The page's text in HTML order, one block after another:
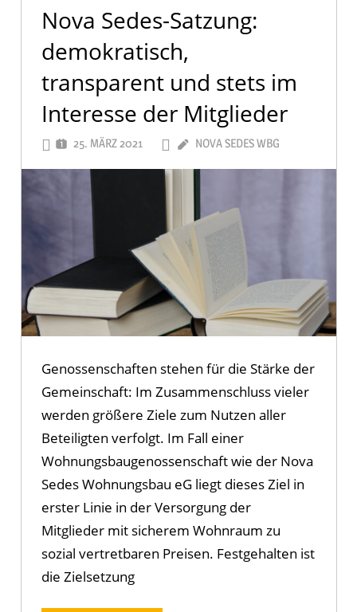
Nova Sedes-Satzung:
demokratisch,
transparent und stets im
Interesse der Mitglieder
25. MÄRZ 2021 NOVA SEDES WBG
Genossenschaften stehen für die Stärke der
Gemeinschaft: Im Zusammenschluss vieler
werden größere Ziele zum Nutzen aller
Beteiligten verfolgt. Im Fall einer
Wohnungsbaugenossenschaft wie der Nova
Sedes Wohnungsbau eG liegt dieses Ziel in
erster Linie in der Versorgung der
Mitglieder mit sicherem Wohnraum zu
sozial vertretbaren Preisen. Festgehalten ist
die Zielsetzung